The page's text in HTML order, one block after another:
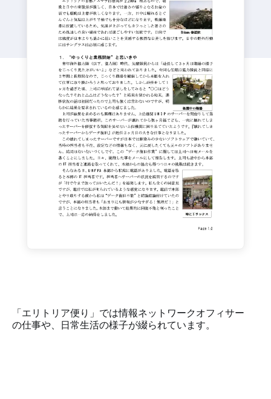
「エリトリア便り」では情報ネットワークオフィサー
の仕事や、日常生活の様子が綴られています。